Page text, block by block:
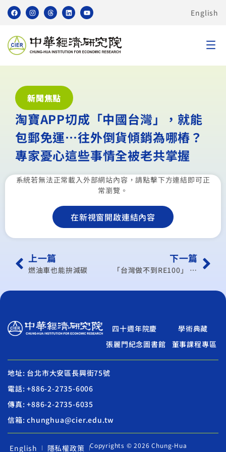
English
新聞焦點
淘寶APP切成「中國台灣」，就能
包郵免運…往外倒貨傾銷為哪樁？
專家憂心這些事情全被老共掌握
系統若無法正常載入外部網站內容，請點擊下方連結即可正
常瀏覽。
在新視窗開啟連結內容
上一篇
燃油車也能拚減碳
下一篇
「台灣做不到RE100」 碳權交易所：沒加入的才是好公司
四十週年院慶
學術典藏
張麗門紀念圖書館
董事課程專區
地址: 台北市大安區長興街75號
電話: +886-2-2735-6006
傳真: +886-2-2735-6035
信箱: chunghua@cier.edu.tw
English 隱私權政策
Copyrights © 2026 Chung-Hua